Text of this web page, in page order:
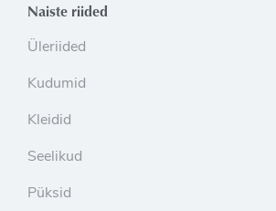
Naiste riided
Üleriided
Kudumid
Kleidid
Seelikud
Püksid